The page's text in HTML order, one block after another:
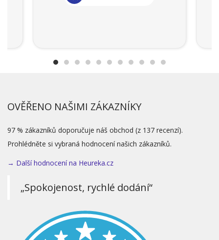
OVĚŘENO NAŠIMI ZÁKAZNÍKY
97 % zákazníků doporučuje náš obchod (z 137 recenzí).
Prohlédněte si vybraná hodnocení našich zákazníků.
→ Další hodnocení na Heureka.cz
„Spokojenost, rychlé dodání“